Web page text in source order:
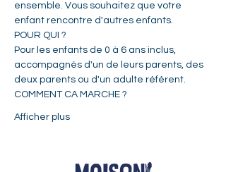
ensemble. Vous souhaitez que votre
enfant rencontre d'autres enfants.
POUR QUI ?
Pour les enfants de 0 à 6 ans inclus,
accompagnés d'un de leurs parents, des
deux parents ou d'un adulte référent.
COMMENT CA MARCHE ?
Afficher plus